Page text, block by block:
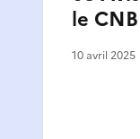
le CNB
10 avril 2025